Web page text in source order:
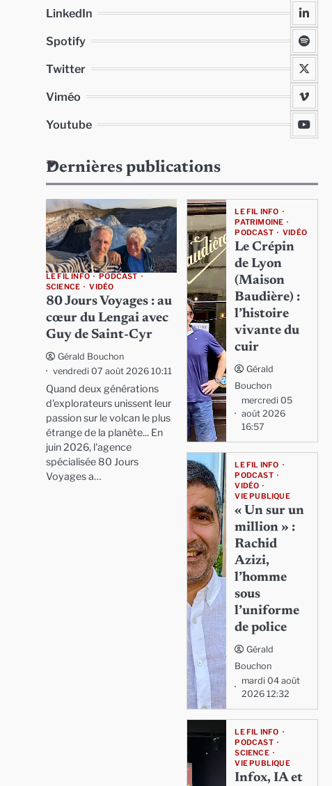
LinkedIn
Spotify
Twitter
Viméo
Youtube
Dernières publications
LE FIL INFO
PODCAST
SCIENCE
VIDÉO
80 Jours Voyages : au
cœur du Lengai avec
Guy de Saint-Cyr
Gérald Bouchon
vendredi 07 août 2026 10:11
Quand deux générations
d'explorateurs unissent leur
passion sur le volcan le plus
étrange de la planète... En
juin 2026, l'agence
spécialisée 80 Jours
Voyages a…
LE FIL INFO
PATRIMOINE
PODCAST
VIDÉO
Le Crépin
de Lyon
(Maison
Baudière) :
l’histoire
vivante du
cuir
Gérald
Bouchon
mercredi 05
août 2026
16:57
LE FIL INFO
PODCAST
VIDÉO
VIE PUBLIQUE
« Un sur un
million » :
Rachid
Azizi,
l’homme
sous
l’uniforme
de police
Gérald
Bouchon
mardi 04 août
2026 12:32
LE FIL INFO
PODCAST
SCIENCE
VIE PUBLIQUE
Infox, IA et